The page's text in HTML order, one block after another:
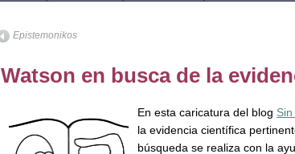
Epistemonikos
Watson en busca de la
En esta caricatura del blog
la evidencia científica
búsqueda se realiza con la